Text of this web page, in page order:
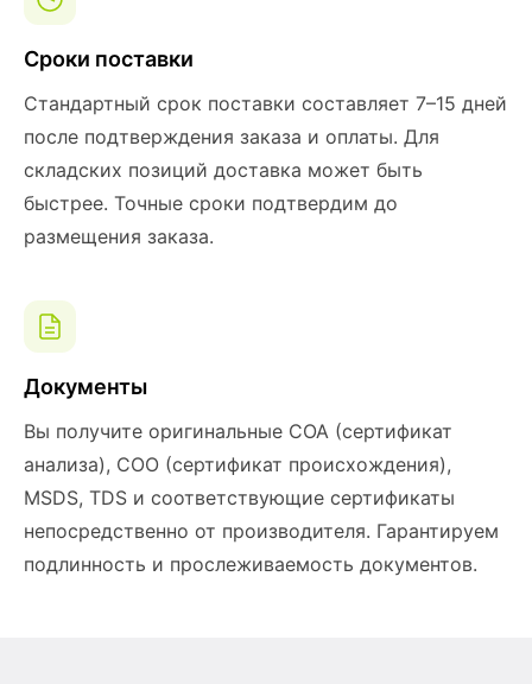
Сроки поставки
Стандартный срок поставки составляет 7–15 дней
после подтверждения заказа и оплаты. Для
складских позиций доставка может быть
быстрее. Точные сроки подтвердим до
размещения заказа.
Документы
Вы получите оригинальные COA (сертификат
анализа), COO (сертификат происхождения),
MSDS, TDS и соответствующие сертификаты
непосредственно от производителя. Гарантируем
подлинность и прослеживаемость документов.